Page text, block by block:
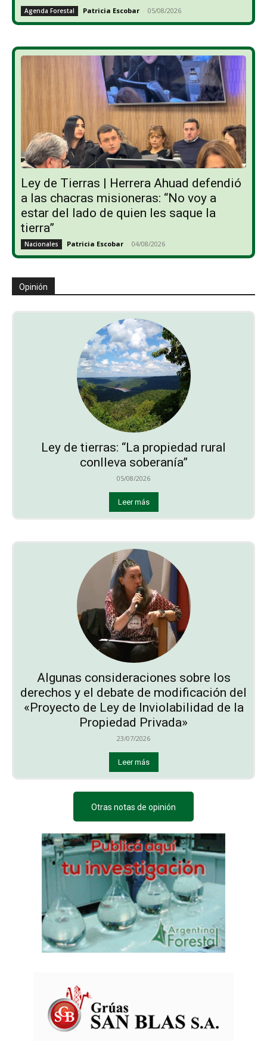
Agenda Forestal Patricia Escobar - 05/08/2026
Ley de Tierras | Herrera Ahuad defendió
a las chacras misioneras: “No voy a
estar del lado de quien les saque la
tierra”
Nacionales Patricia Escobar - 04/08/2026
Opinión
Ley de tierras: “La propiedad rural
conlleva soberanía”
05/08/2026
Leer más
Algunas consideraciones sobre los
derechos y el debate de modificación del
«Proyecto de Ley de Inviolabilidad de la
Propiedad Privada»
23/07/2026
Leer más
Otras notas de opinión